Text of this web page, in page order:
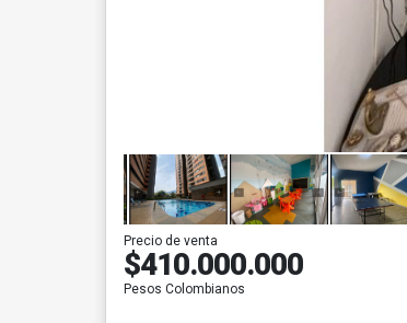
Precio de venta
$410.000.000
Pesos Colombianos